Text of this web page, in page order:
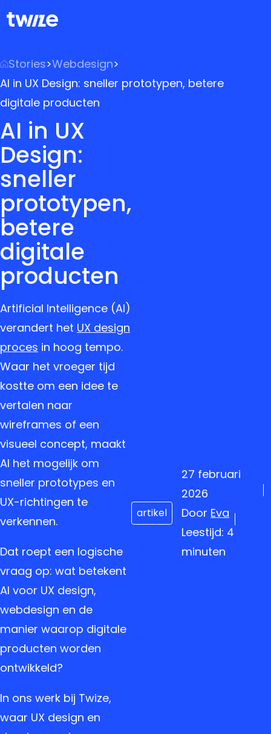
Stories>Webdesign>
AI in UX Design: sneller prototypen, betere
digitale producten
AI in UX
Design:
sneller
prototypen,
betere
digitale
producten
Artificial Intelligence (AI)
verandert het UX design
proces in hoog tempo.
Waar het vroeger tijd
kostte om een idee te
vertalen naar
wireframes of een
visueel concept, maakt
AI het mogelijk om
sneller prototypes en
UX-richtingen te
verkennen.
Dat roept een logische
vraag op: wat betekent
AI voor UX design,
webdesign en de
manier waarop digitale
producten worden
ontwikkeld?
In ons werk bij Twize,
waar UX design en
artikel
27 februari
2026
Door Eva
Leestijd: 4
minuten